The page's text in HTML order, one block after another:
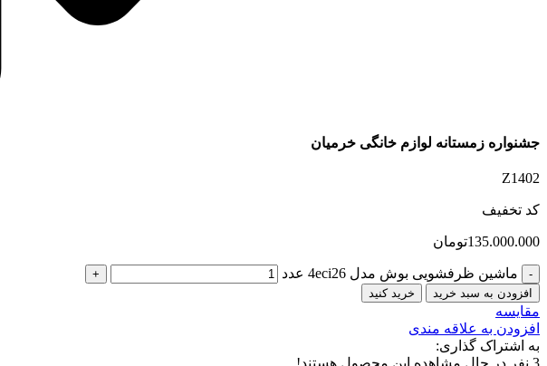
جشنواره زمستانه لوازم خانگی خرمیان
Z1402
کد تخفیف
135.000.000تومان
ماشین ظرفشویی بوش مدل 4eci26 عدد
افزودن به سبد خرید خرید کنید
مقایسه
افزودن به علاقه مندی
به اشتراک گذاری: